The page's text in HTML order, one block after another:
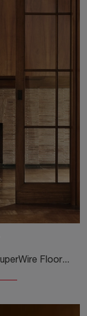
Ecco la luce che fa per te! Il modello SuperWire Floor è una delle nostre lampade da terra di Flos.